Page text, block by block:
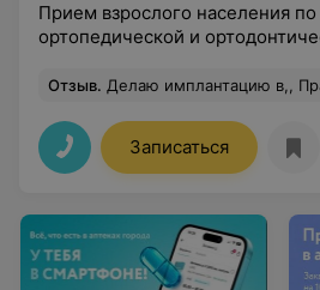
Прием взрослого населения
ортопедической и
Отзыв. Делаю имплантацию в,, Практидент,, на пр-Дзержинского, 3Б. Рекомендую, даже,, максимум звезд,,. Благодаря хирургу Артемовой А. А., синус кости и 6 имплантов, прошли идеально. Чувствуется профессионализм. Хочу также выделить работу и,, золотые руки,,
Записаться